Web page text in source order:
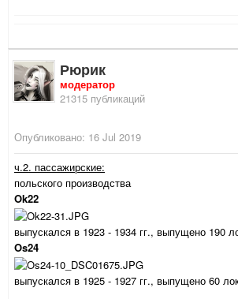
Рюрик
модератор
21315 публикаций
Опубликовано: 16 Jul 2019
ч.2. пассажирские:
польского производства
Ok22
выпускался в 1923 - 1934 гг., выпущено 190
Os24
выпускался в 1925 - 1927 гг., выпущено 60